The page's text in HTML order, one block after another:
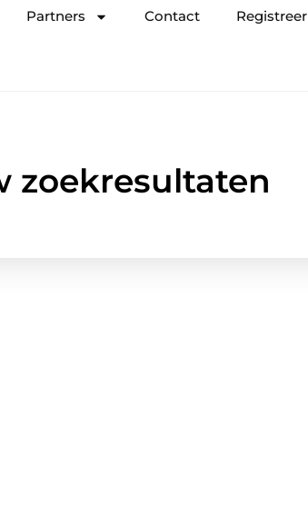
Partners Contact Registreer
zoekresultaten